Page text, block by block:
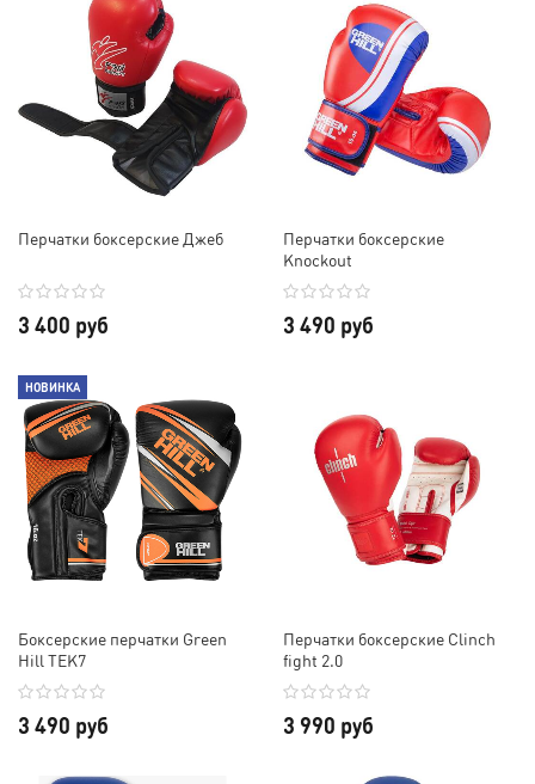
Перчатки боксерские Джеб
3 400 руб
Перчатки боксерские
Knockout
3 490 руб
НОВИНКА
Боксерские перчатки Green
Hill TEK7
3 490 руб
Перчатки боксерские Clinch
fight 2.0
3 990 руб